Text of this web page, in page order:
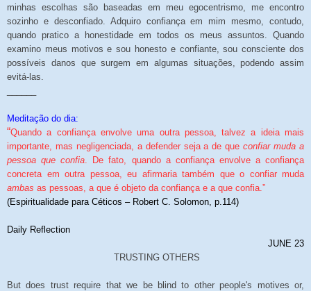
minhas escolhas são baseadas em meu egocentrismo, me encontro
sozinho e desconfiado. Adquiro confiança em mim mesmo, contudo,
quando pratico a honestidade em todos os meus assuntos. Quando
examino meus motivos e sou honesto e confiante, sou consciente dos
possíveis danos que surgem em algumas situações, podendo assim
evitá-las.
Meditação do dia:
“Quando a confiança envolve uma outra pessoa, talvez a ideia mais
importante, mas negligenciada, a defender seja a de queconfiar muda a
pessoa que confia . De fato, quando a confiança envolve a confiança
concreta em outra pessoa, eu afirmaria também que o confiar muda
ambas as pessoas, a que é objeto da confiança e a que confia.”
(Espiritualidade para Céticos – Robert C. Solomon, p.114)
Daily Reflection
JUNE 23
TRUSTING OTHERS
But does trust require that we be blind to other people's motives or,